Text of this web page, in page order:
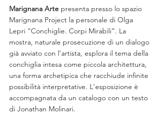
Marignana Arte presenta presso lo spazio
Marignana Project la personale di Olga
Lepri “Conchiglie. Corpi Mirabili”. La
mostra, naturale prosecuzione di un dialogo
già avviato con l’artista, esplora il tema della
conchiglia intesa come piccola architettura,
una forma archetipica che racchiude infinite
possibilità interpretative. L'esposizione è
accompagnata da un catalogo con un testo
di Jonathan Molinari.